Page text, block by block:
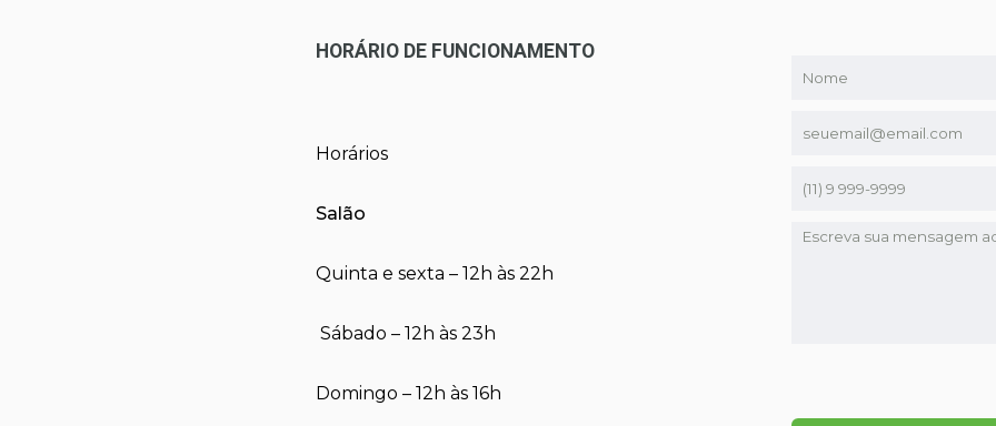
HORÁRIO DE FUNCIONAMENTO
Horários
Salão
Quinta e sexta – 12h às 22h
Sábado – 12h às 23h
Domingo – 12h às 16h